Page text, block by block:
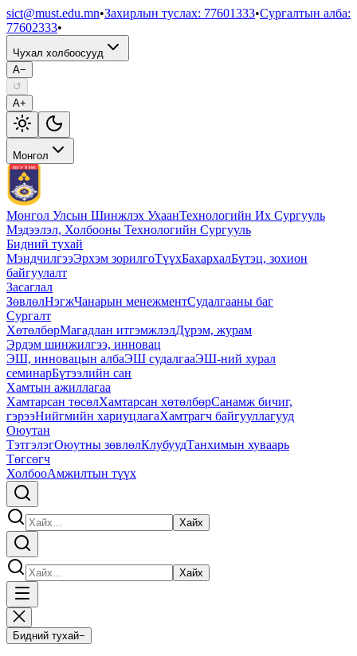
sict@must.edu.mn•Захирлын туслах: 77601333•Сургалтын алба:
77602333•
Чухал холбоосууд
A−
↺
A+
Монгол
Монгол Улсын Шинжлэх УхаанТехнологийн Их Сургууль
Мэдээлэл, Холбооны Технологийн Сургууль
Бидний тухай
МэндчилгээЭрхэм зорилгоТүүхБахархалБүтэц, зохион
байгуулалт
Засаглал
ЗөвлөлНэгжЧанарын менежментСудалгааны баг
Сургалт
ХөтөлбөрМагадлан итгэмжлэлДүрэм, журам
Эрдэм шинжилгээ, инновац
ЭШ, инновацын албаЭШ судалгааЭШ-ний хурал
семинарБүтээлийн сан
Хамтын ажиллагаа
Хамтарсан төсөлХамтарсан хөтөлбөрСанамж бичиг,
гэрээНийгмийн хариуцлагаХамтрагч байгууллагууд
Оюутан
ТэтгэлэгОюутны зөвлөлКлубуудТанхимын хуваарь
Төгсөгч
ХолбооАмжилтын түүх
Хайх
Хайх
Бидний тухай−